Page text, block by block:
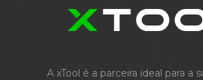
A xTool é a parceira ideal para a